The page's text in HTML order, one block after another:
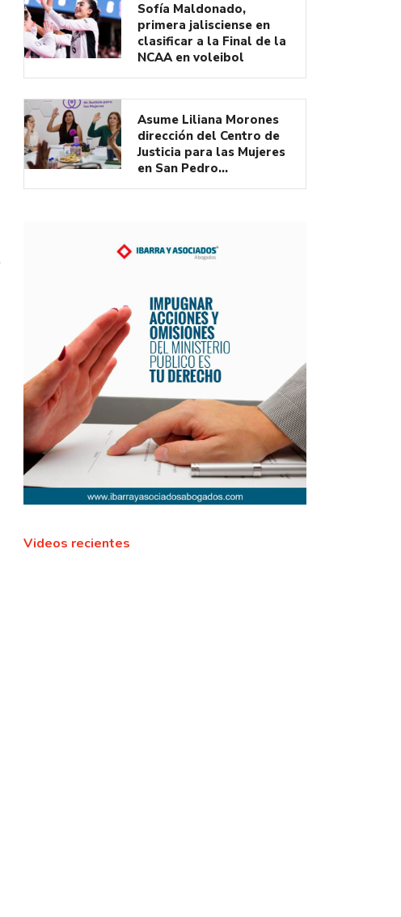
Sofía Maldonado,
primera jalisciense en
clasificar a la Final de la
NCAA en voleibol
Asume Liliana Morones
dirección del Centro de
Justicia para las Mujeres
en San Pedro…
Videos recientes